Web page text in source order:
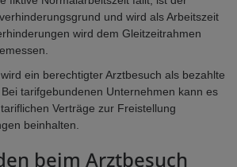
und wird als Arbeitszeit
wird dem Gleitzeitrahmen
ein berechtigter Arztbesuch als bezahlte
tarifgebundenen Unternehmen kann es
Verträge zur Freistellung
beinhalten.
beim Arztbesuch